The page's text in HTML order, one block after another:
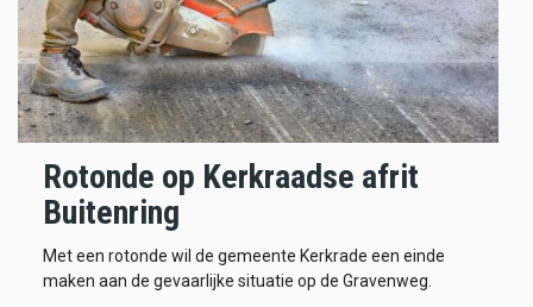
Rotonde op Kerkraadse afrit
Buitenring
Met een rotonde wil de gemeente Kerkrade een einde
maken aan de gevaarlijke situatie op de Gravenweg.